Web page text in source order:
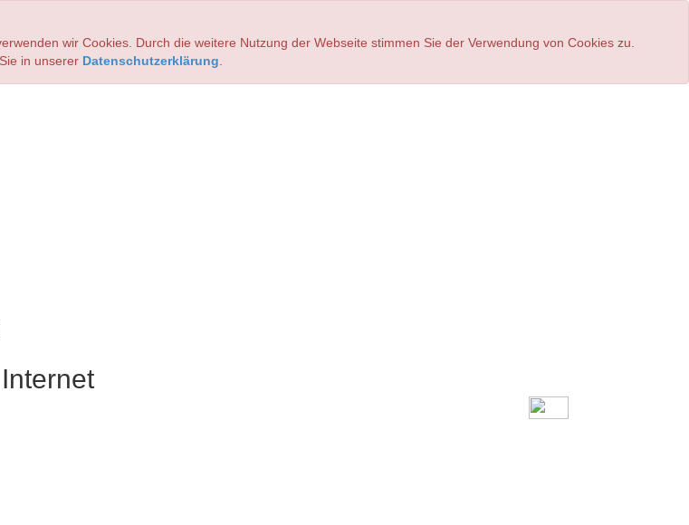
wir Cookies. Durch die weitere Nutzung der Webseite stimmen Sie der Verwendung von Cookies zu.
in unserer Datenschutzerklärung